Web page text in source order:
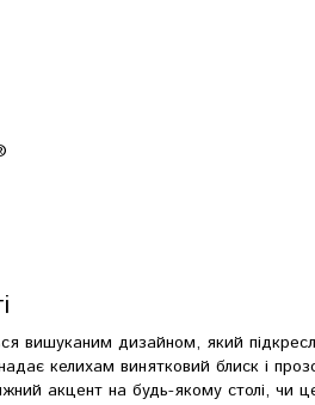
вишуканим дизайном, який
келихам винятковий блиск і
акцент на будь-якому столі, чи